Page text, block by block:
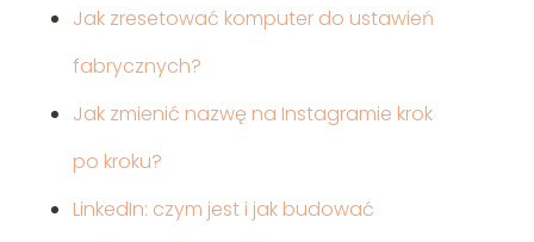
Jak zresetować komputer do ustawień
fabrycznych?
Jak zmienić nazwę na Instagramie krok
po kroku?
LinkedIn: czym jest i jak budować